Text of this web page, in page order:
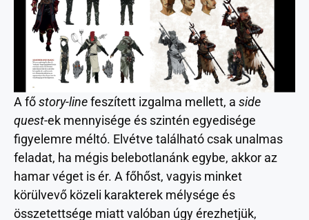
A főstory-linefeszített izgalma mellett, a side
quest-ek mennyisége és szintén egyedisége
figyelemre méltó. Elvétve található csak unalmas
feladat, ha mégis belebotlanánk egybe, akkor az
hamar véget is ér. A főhőst, vagyis minket
körülvevő közeli karakterek mélysége és
összetettsége miatt valóban úgy érezhetjük,